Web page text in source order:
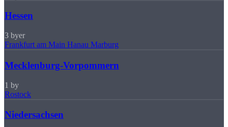
Hessen
3 byer
Frankfurt am Main Hanau Marburg
Mecklenburg-Vorpommern
1 by
Rostock
Niedersachsen